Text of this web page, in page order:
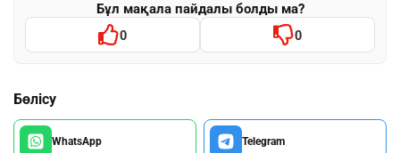
Бұл мақала пайдалы болды ма?
0 0
Бөлісу
WhatsApp Telegram